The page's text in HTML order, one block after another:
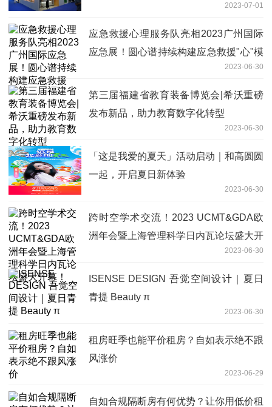
2023-07-01
应急救援心理服务队亮相2023广州国际
应急展！圆心谱持续构建应急救援"心"模
2023-06-30
第三届福建省教育装备博览会|希沃重磅
发布新品，助力教育数字化转型
2023-06-30
「这是我爱的夏天」活动启动｜和高圆圆
一起，开启夏日新体验
2023-06-30
跨时空学术交流！2023 UCMT&GDA欧
洲年会暨上海管理科学日内瓦论坛盛大开
2023-06-30
ISENSE DESIGN 吾觉空间设计｜夏日
青提 Beauty π
2023-06-30
租房旺季也能平价租房？自如表示绝不跟
风涨价
2023-06-29
自如合规隔断房有何优势？让你用低价租